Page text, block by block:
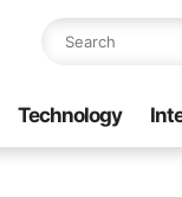
Technology